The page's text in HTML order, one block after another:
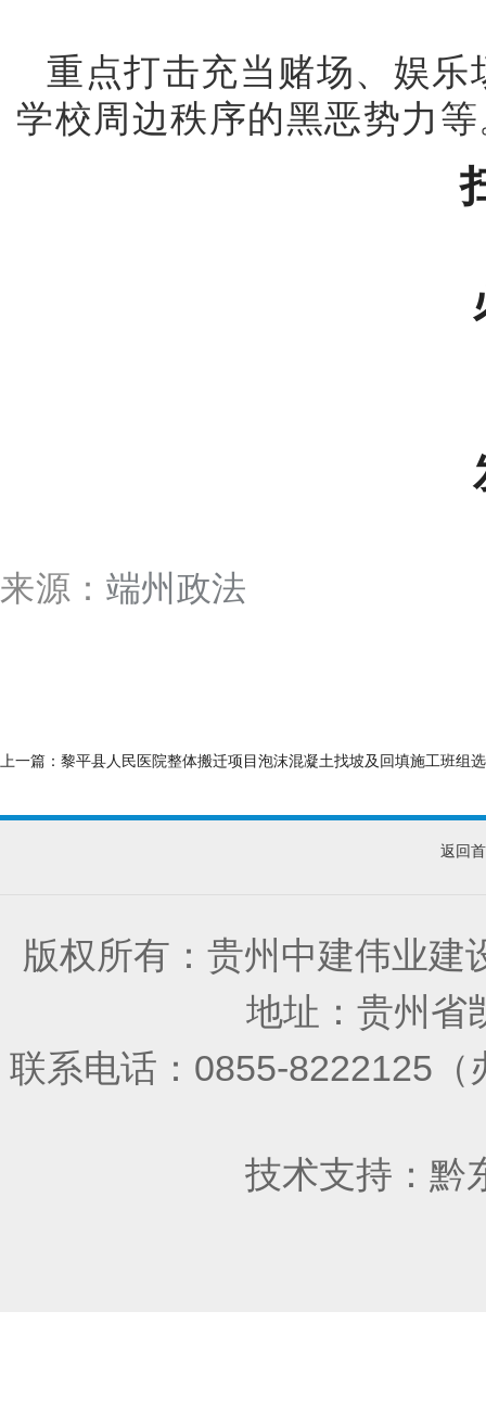
重点打击充当赌场、娱乐
学校周边秩序的黑恶势力
来源： 端州政法
上一篇： 黎平县人民医院整体搬迁项目泡沫混凝土找坡及回填施工班组
返回
版权所有：贵州中建伟业
地址：贵州
联系电话：0855-8222125
技术支持： 黔